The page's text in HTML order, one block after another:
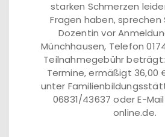
starken Schmerzen
Fragen haben,
Dozentin vor
Münchhausen, Telefon
Teilnahmegebühr
Termine, ermäßigt 36,00
unter
06831/43637 oder E-
online.de.